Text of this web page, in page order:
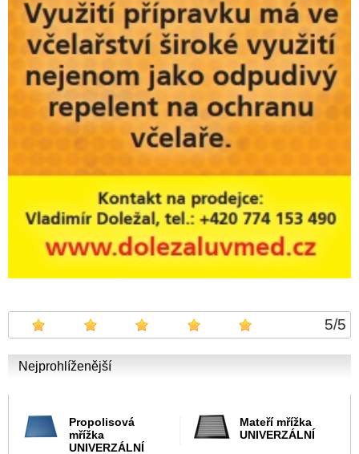
5/5
Nejprohlíženější
Propolisová
mřížka
UNIVERZÁLNÍ
Mateří mřížka
UNIVERZÁLNÍ